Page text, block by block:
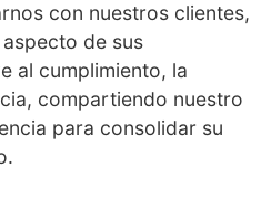
con nuestros clientes,
de sus
al cumplimiento, la
compartiendo nuestro
para consolidar su